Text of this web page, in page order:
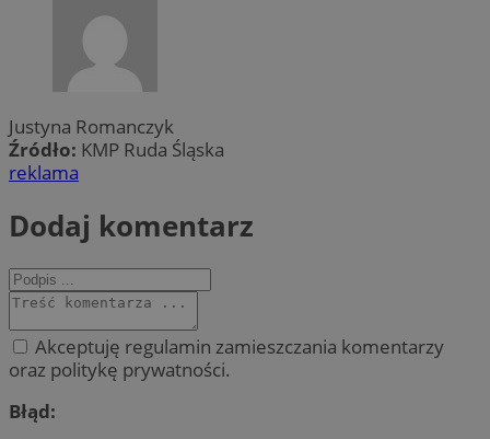
Justyna Romanczyk
Źródło: KMP Ruda Śląska
reklama
Dodaj komentarz
Akceptuję regulamin zamieszczania komentarzy
oraz politykę prywatności.
Błąd: